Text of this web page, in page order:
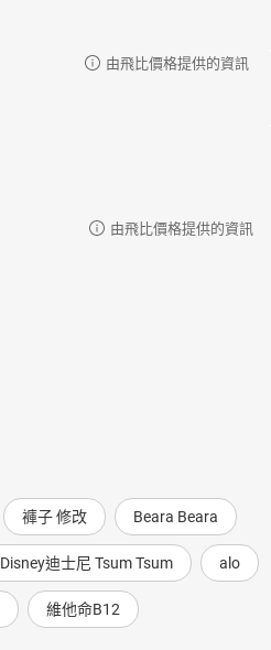
由飛比價格提供的資訊
由飛比價格提供的資訊
褲子 修改 Beara Beara
Disney迪士尼 Tsum Tsum alo
維他命B12